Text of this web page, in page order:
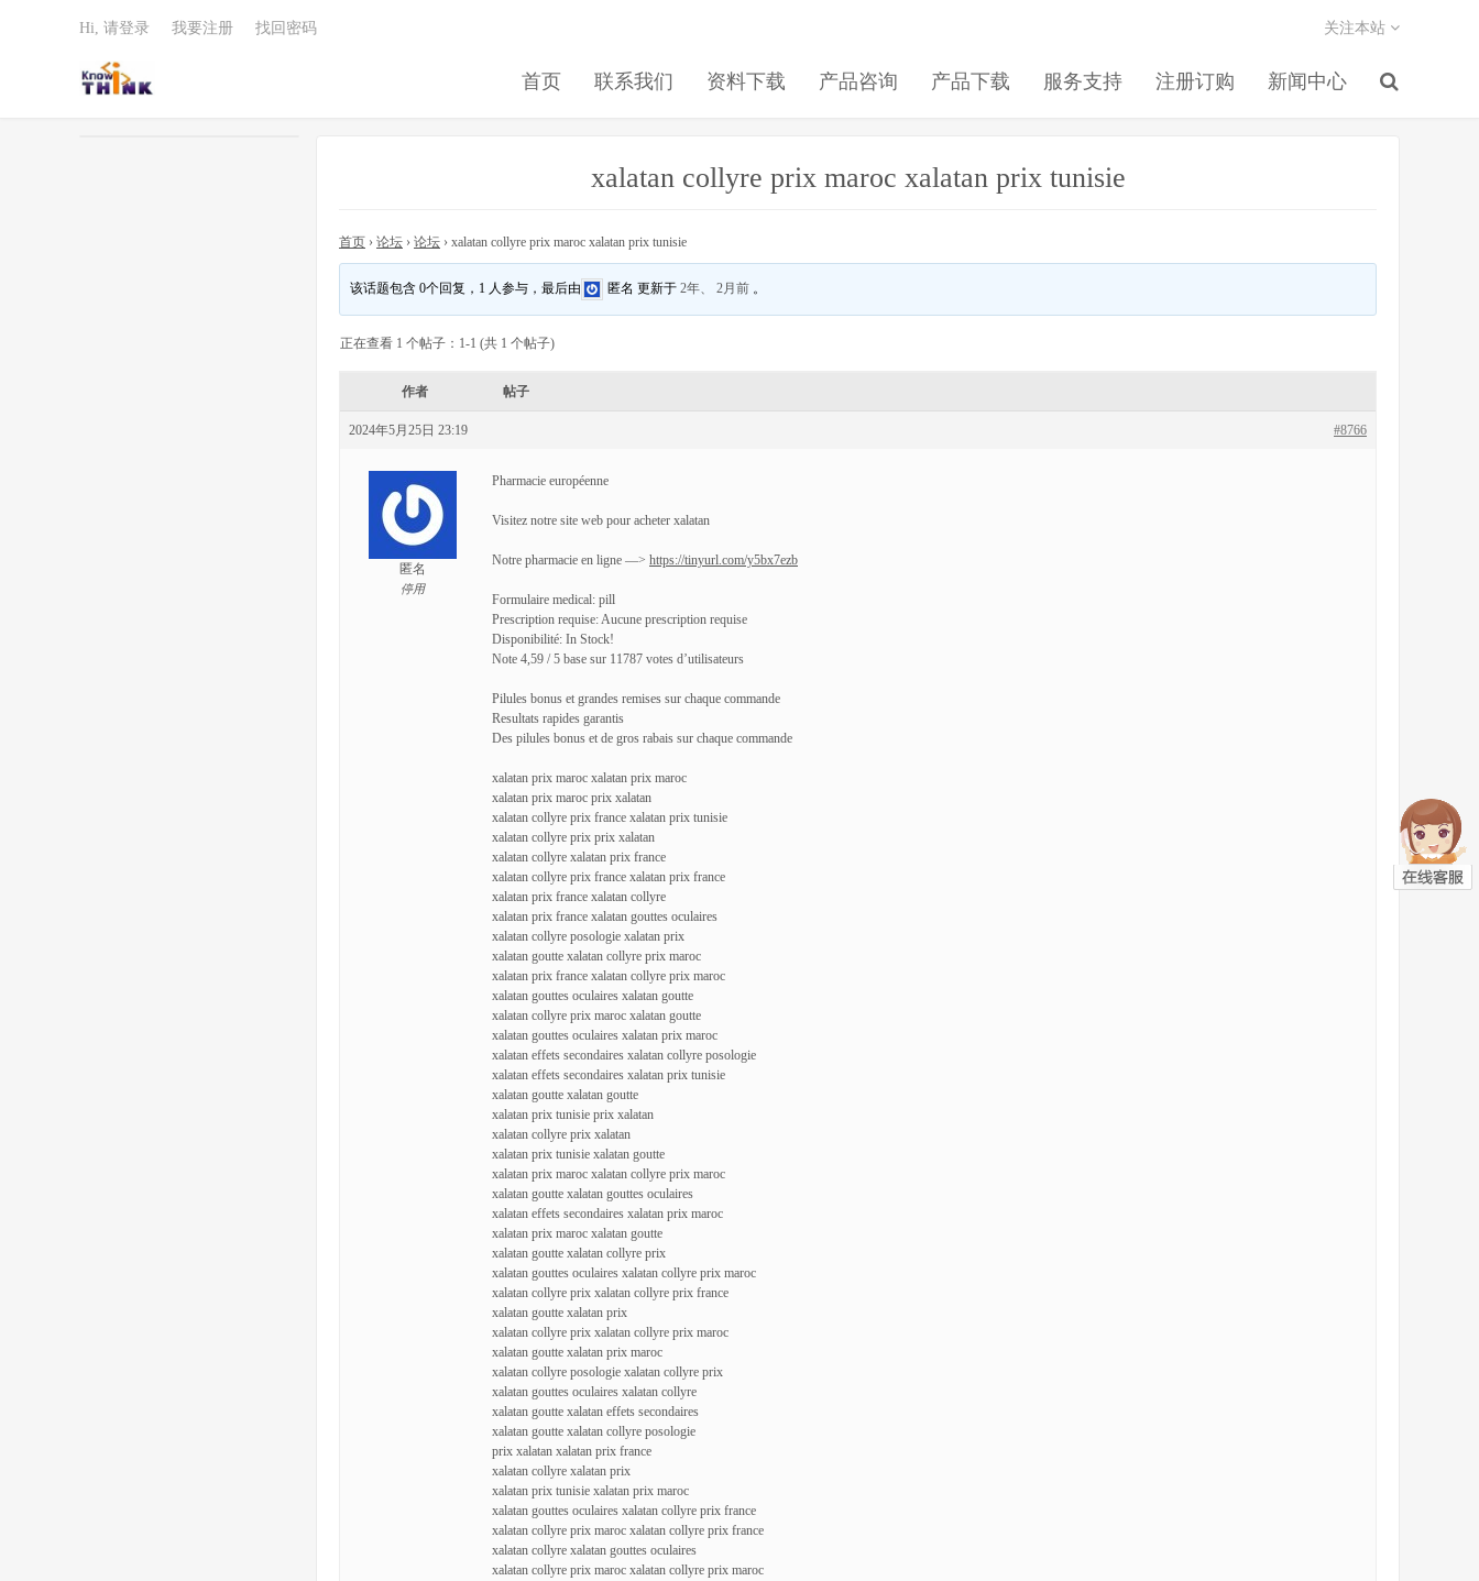
首页 联系我们 资料下载 产品咨询 产品下载 服务支持 注册订购 新闻中心
关注本站
Hi, 请登录 我要注册 找回密码
xalatan collyre prix maroc xalatan prix tunisie
首页 › 论坛 › 论坛 › xalatan collyre prix maroc xalatan prix tunisie
该话题包含 0个回复，1 人参与，最后由 匿名 更新于2年、 2月前 。
正在查看 1 个帖子：1-1 (共 1 个帖子)
作者 帖子
2024年5月25日 23:19 #8766
匿名
停用
Pharmacie européenne
Visitez notre site web pour acheter xalatan
Notre pharmacie en ligne —> https://tinyurl.com/y5bx7ezb
Formulaire medical: pill
Prescription requise: Aucune prescription requise
Disponibilité: In Stock!
Note 4,59 / 5 base sur 11787 votes d’utilisateurs
Pilules bonus et grandes remises sur chaque commande
Resultats rapides garantis
Des pilules bonus et de gros rabais sur chaque commande
xalatan prix maroc xalatan prix maroc
xalatan prix maroc prix xalatan
xalatan collyre prix france xalatan prix tunisie
xalatan collyre prix prix xalatan
xalatan collyre xalatan prix france
xalatan collyre prix france xalatan prix france
xalatan prix france xalatan collyre
xalatan prix france xalatan gouttes oculaires
xalatan collyre posologie xalatan prix
xalatan goutte xalatan collyre prix maroc
xalatan prix france xalatan collyre prix maroc
xalatan gouttes oculaires xalatan goutte
xalatan collyre prix maroc xalatan goutte
xalatan gouttes oculaires xalatan prix maroc
xalatan effets secondaires xalatan collyre posologie
xalatan effets secondaires xalatan prix tunisie
xalatan goutte xalatan goutte
xalatan prix tunisie prix xalatan
xalatan collyre prix xalatan
xalatan prix tunisie xalatan goutte
xalatan prix maroc xalatan collyre prix maroc
xalatan goutte xalatan gouttes oculaires
xalatan effets secondaires xalatan prix maroc
xalatan prix maroc xalatan goutte
xalatan goutte xalatan collyre prix
xalatan gouttes oculaires xalatan collyre prix maroc
xalatan collyre prix xalatan collyre prix france
xalatan goutte xalatan prix
xalatan collyre prix xalatan collyre prix maroc
xalatan goutte xalatan prix maroc
xalatan collyre posologie xalatan collyre prix
xalatan gouttes oculaires xalatan collyre
xalatan goutte xalatan effets secondaires
xalatan goutte xalatan collyre posologie
prix xalatan xalatan prix france
xalatan collyre xalatan prix
xalatan prix tunisie xalatan prix maroc
xalatan gouttes oculaires xalatan collyre prix france
xalatan collyre prix maroc xalatan collyre prix france
xalatan collyre xalatan gouttes oculaires
xalatan collyre prix maroc xalatan collyre prix maroc